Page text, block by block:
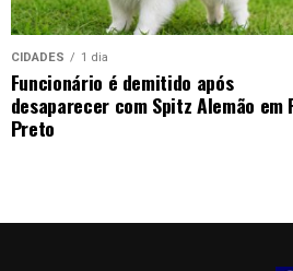
CIDADES 1 dia
Funcionário é demitido após
desaparecer com Spitz Alemão em
Preto